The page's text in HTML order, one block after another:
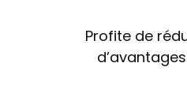
Profite de